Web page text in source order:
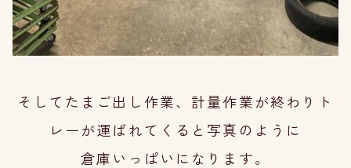
そしてたまご出し作業、計量作業が終わりト
レーが運ばれてくると写真のように
倉庫いっぱいになります。